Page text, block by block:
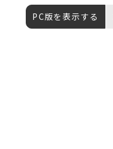
PC版を表示する